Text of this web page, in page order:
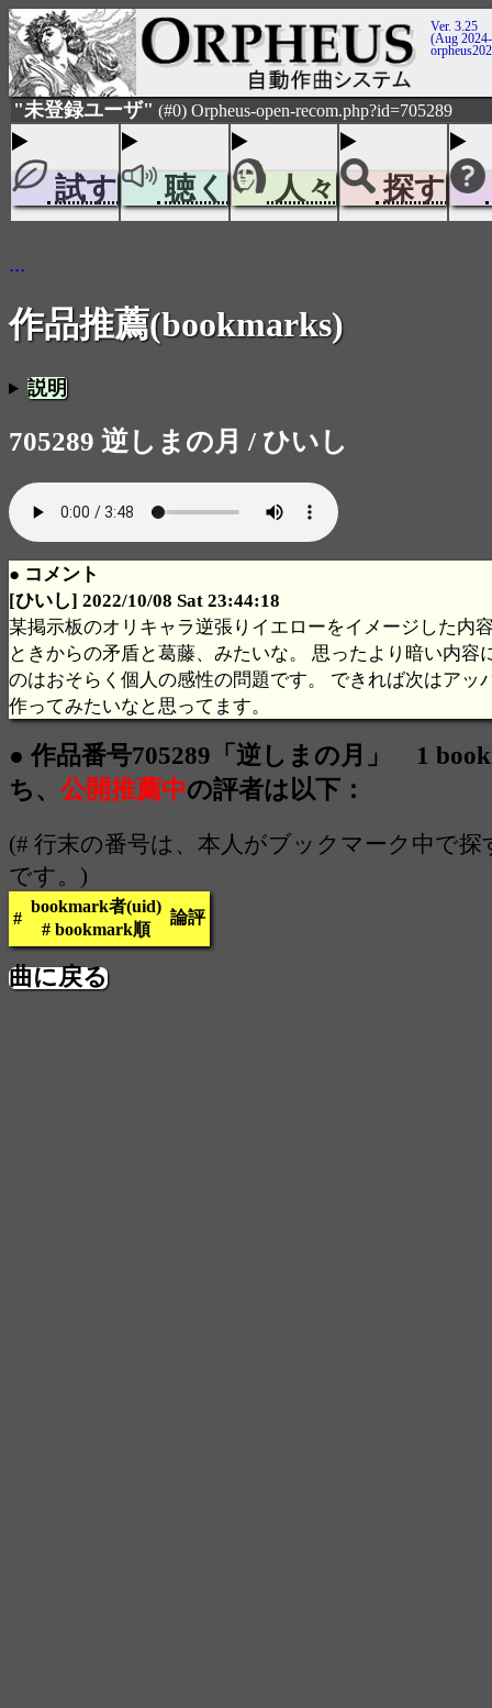
Ver. 3.25
(Aug
"未登録ユーザ" (#0) Orpheus-open-recom.php?id=705289
試す 聴く 人々 探す
...
作品推薦(bookmarks)
説明
705289 逆しまの月 / ひいし
● コメント
[ひいし] 2022/10/08 Sat 23:44:18
某掲示板のオリキャラ逆張りイエローをイメージした内
ときからの矛盾と葛藤、みたいな。 思ったより暗い内容
のはおそらく個人の感性の問題です。 できれば次はアッ
作ってみたいなと思ってます。
● 作品番号705289「逆しまの月」 1
ち、 公開推薦中の評者は以下：
(# 行末の番号は、本人がブックマーク中で探
です。)
#
bookmark者(uid)
# bookmark順
論評
曲に戻る